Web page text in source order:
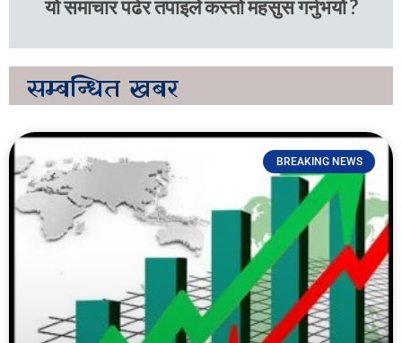
यो समाचार पढेर तपाइले कस्तो महसुस गर्नुभयो ?
सम्बन्धित खबर
BREAKING NEWS